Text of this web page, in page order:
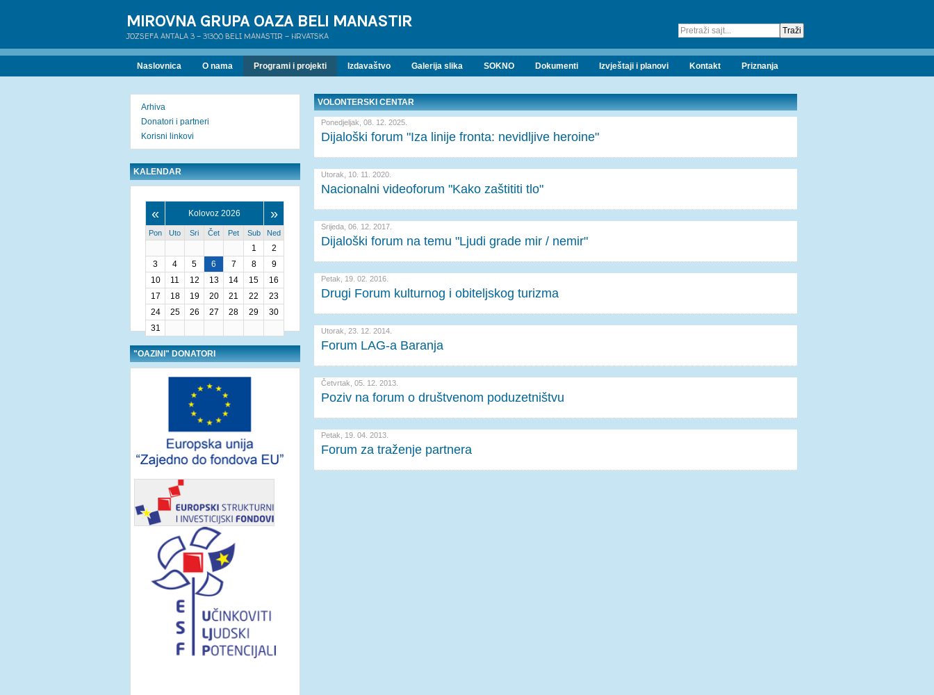
MIROVNA GRUPA OAZA BELI MANASTIR
JOZSEFA ANTALA 3 - 31300 BELI MANASTIR - HRVATSKA
Naslovnica O nama Programi i projekti Izdavaštvo Galerija slika SOKNO Dokumenti Izvještaji i planovi Kontakt Priznanja
VOLONTERSKI CENTAR
Ponedjeljak, 08. 12. 2025.
Dijaloški forum "Iza linije fronta: nevidljive heroine"
Utorak, 10. 11. 2020.
Nacionalni videoforum "Kako zaštititi tlo"
Srijeda, 06. 12. 2017.
Dijaloški forum na temu "Ljudi grade mir / nemir"
Petak, 19. 02. 2016.
Drugi Forum kulturnog i obiteljskog turizma
Utorak, 23. 12. 2014.
Forum LAG-a Baranja
Četvrtak, 05. 12. 2013.
Poziv na forum o društvenom poduzetništvu
Petak, 19. 04. 2013.
Forum za traženje partnera
Arhiva
Donatori i partneri
Korisni linkovi
KALENDAR
« Kolovoz 2026 »
Pon Uto Sri Čet Pet Sub Ned
1
2
3
4 5 6 7 8
9
10
11 12 13 14 15
16
17
18 19 20 21 22
23
24
25 26 27 28 29
30
31
"OAZINI" DONATORI